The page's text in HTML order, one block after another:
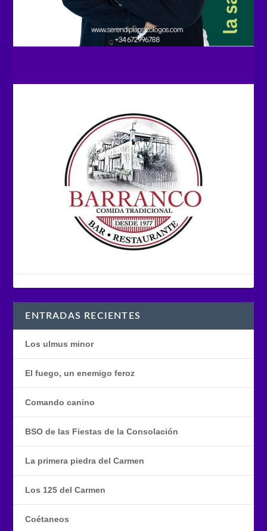
ENTRADAS RECIENTES
Los ulmus minor
El fuego, un enemigo feroz
Comando canino
BSO de las Fiestas de la Consolación
La primera piedra del Carmen
Los 125 del Carmen
Coétaneos